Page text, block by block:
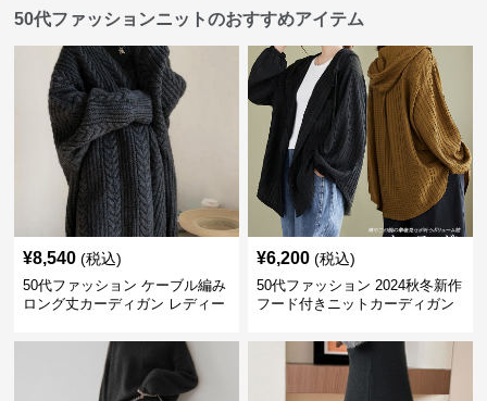
50代ファッションニットのおすすめアイテム
¥8,540 (税込)
50代ファッション ケーブル編み
ロング丈カーディガン レディー
¥6,200 (税込)
50代ファッション 2024秋冬新作
フード付きニットカーディガン